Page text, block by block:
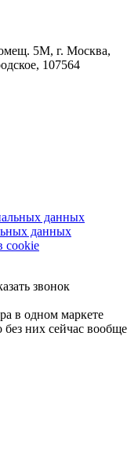
5М, г. Москва,
107564
данных
данных
cookie
звонок
в одном маркете
них сейчас вообще